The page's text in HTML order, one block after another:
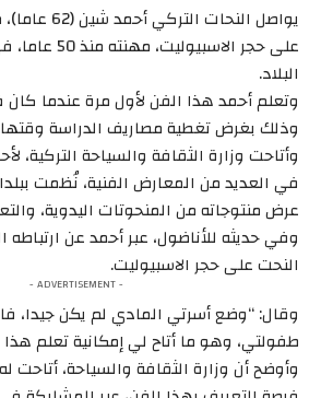
يواصل النحات
على حجر
البلاد.
وتعلم أحمد هذا الفن لأول مرة عندما كان
وذلك بغرض تغطية مصاريف الدراسة
وأتاحت وزارة الثقافة والسياحة التركية،
في العديد من المعارض الفنية، نُظمت
عرض منتوجاته من المنحوتات اليدوية،
وفي حديثه للأناضول، عبر أحمد عن ارتباطه
النحت على حجر الاسبيوليت.
- ADVERTISEMENT -
وقال: “وضع أسرتي المادي لم يكن جيدا،
طفولتي، وهو ما أتاح لي إمكانية تعلم هذا
وأوضح أن وزارة الثقافة والسياحة،